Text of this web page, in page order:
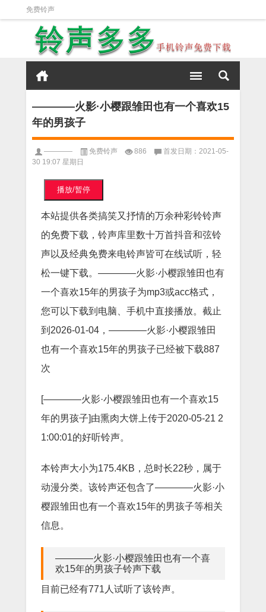
免费铃声
————火影·小樱跟雏田也有一个喜欢15
年的男孩子
———— 免费铃声 886
首发日期：2021-05-
30 19:07 星期日
播放/暂停
本站提供各类搞笑又抒情的万余种彩铃铃声
的免费下载，铃声库里数十万首抖音和弦铃
声以及经典免费来电铃声皆可在线试听，轻
松一键下载。————火影·小樱跟雏田也有
一个喜欢15年的男孩子为mp3或acc格式，
您可以下载到电脑、手机中直接播放。截止
到2026-01-04，————火影·小樱跟雏田
也有一个喜欢15年的男孩子已经被下载887
次
[————火影·小樱跟雏田也有一个喜欢15
年的男孩子]由熏肉大饼上传于2020-05-21 2
1:00:01的好听铃声。
本铃声大小为175.4KB，总时长22秒，属于
动漫分类。该铃声还包含了————火影·小
樱跟雏田也有一个喜欢15年的男孩子等相关
信息。
————火影·小樱跟雏田也有一个喜
欢15年的男孩子铃声下载
目前已经有771人试听了该铃声。